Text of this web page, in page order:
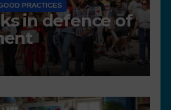
PRACTICES
in defence of